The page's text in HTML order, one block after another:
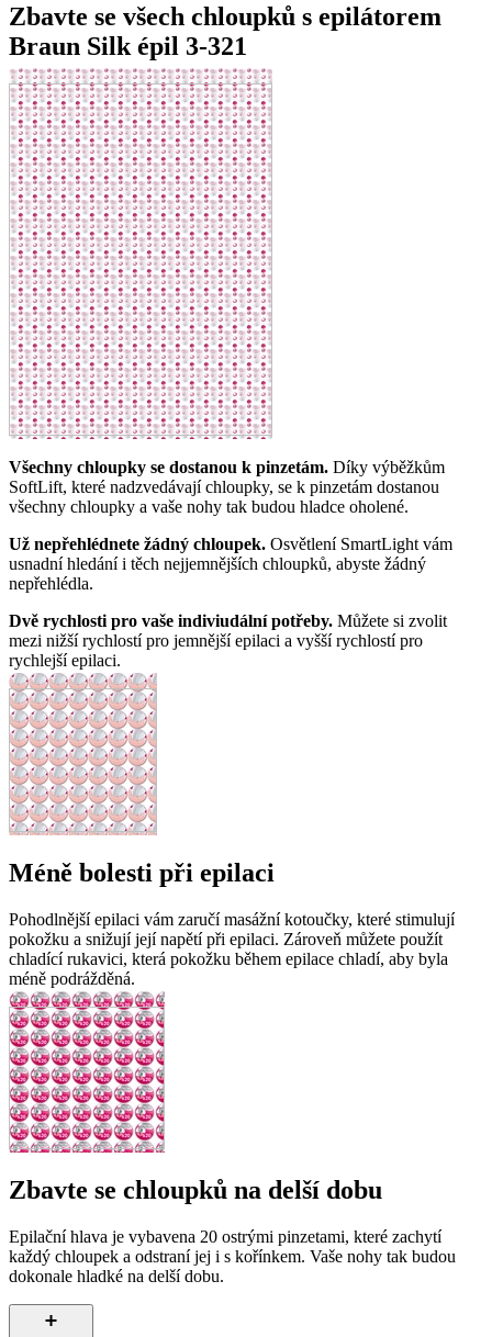
Zbavte se všech chloupků s epilátorem
Braun Silk épil 3-321
Všechny chloupky se dostanou k pinzetám. Díky výběžkům
SoftLift, které nadzvedávají chloupky, se k pinzetám dostanou
všechny chloupky a vaše nohy tak budou hladce oholené.
Už nepřehlédnete žádný chloupek. Osvětlení SmartLight vám
usnadní hledání i těch nejjemnějších chloupků, abyste žádný
nepřehlédla.
Dvě rychlosti pro vaše indiviudální potřeby. Můžete si zvolit
mezi nižší rychlostí pro jemnější epilaci a vyšší rychlostí pro
rychlejší epilaci.
Méně bolesti při epilaci
Pohodlnější epilaci vám zaručí masážní kotoučky, které stimulují
pokožku a snižují její napětí při epilaci. Zároveň můžete použít
chladící rukavici, která pokožku během epilace chladí, aby byla
méně podrážděná.
Zbavte se chloupků na delší dobu
Epilační hlava je vybavena 20 ostrými pinzetami, které zachytí
každý chloupek a odstraní jej i s kořínkem. Vaše nohy tak budou
dokonale hladké na delší dobu.